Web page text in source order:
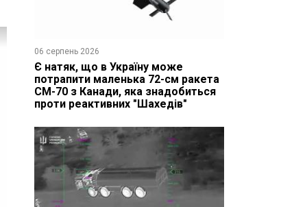
06 серпень 2026
Є натяк, що в Україну може
потрапити маленька 72-см ракета
CM-70 з Канади, яка знадобиться
проти реактивних "Шахедів"